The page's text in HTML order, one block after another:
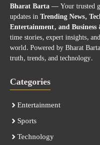
Bharat Barta— Your trusted
updates inTrending News,
Entertainment, and Business
time stories, expert insights,
world. Powered by Bharat
truth, trends, and technology.
Categories
Entertainment
Sports
Technology